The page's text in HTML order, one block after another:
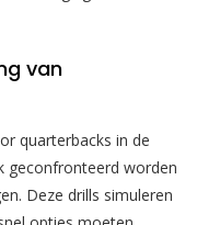
van
quarterbacks in de
geconfronteerd worden
Deze drills simuleren